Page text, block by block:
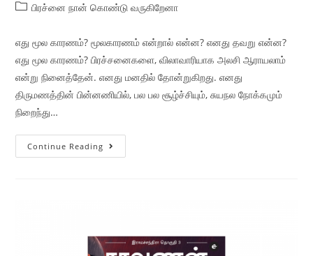
பிரச்னை நான் கொண்டு வருகிறேனா
எது மூல காரணம்? மூலகாரணம் என்றால் என்ன? எனது தவறு என்ன?
எது மூல காரணம்? பிரச்சனைகளை, விலாவாரியாக அலசி ஆராயலாம்
என்று நினைத்தேன். எனது மனதில் தோன்றுகிறது. எனது
திருமணத்தின் பின்னணியில், பல பல சூழ்ச்சியும், சுயநல நோக்கமும்
நிறைந்து…
Continue Reading